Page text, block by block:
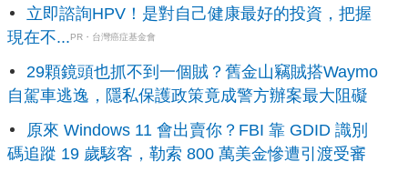
立即諮詢HPV！是對自己健康最好的投資，把握
現在不...PR・台灣癌症基金會
29顆鏡頭也抓不到一個賊？舊金山竊賊搭Waymo
自駕車逃逸，隱私保護政策竟成警方辦案最大阻礙
原來 Windows 11 會出賣你？FBI 靠 GDID 識別
碼追蹤 19 歲駭客，勒索 800 萬美金慘遭引渡受審